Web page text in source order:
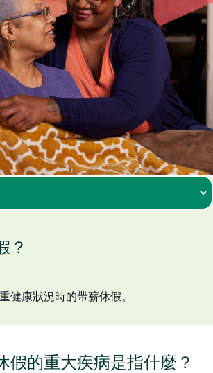
？
健康狀況時的帶薪休假。
假的重大疾病是指什麼？